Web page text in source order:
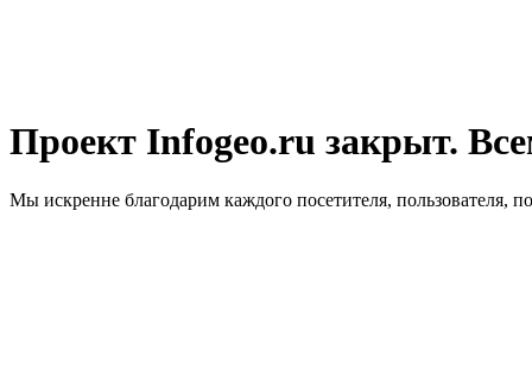
Проект Infogeo.ru закрыт.
Мы искренне благодарим каждого посетителя, пользователя,